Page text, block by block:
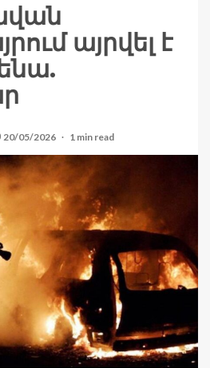
այրվել է
20/05/2026 1 min read